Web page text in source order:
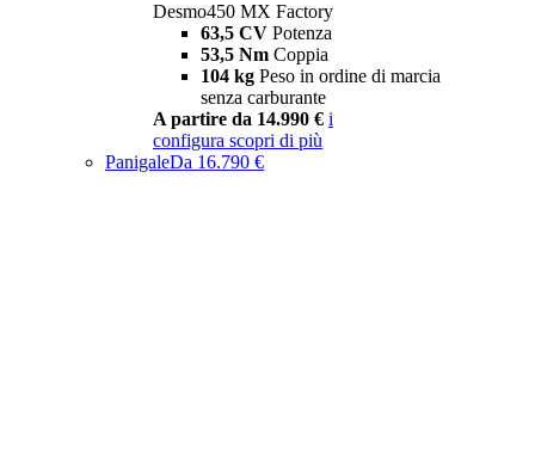
Desmo450 MX Factory
63,5 CV Potenza
53,5 Nm Coppia
104 kg Peso in ordine di marcia
senza carburante
A partire da 14.990 € i
configura scopri di più
PanigaleDa 16.790 €